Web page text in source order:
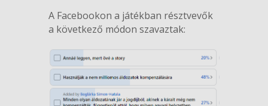
A Facebookon a játékban résztvevők
a következő módon szavaztak: